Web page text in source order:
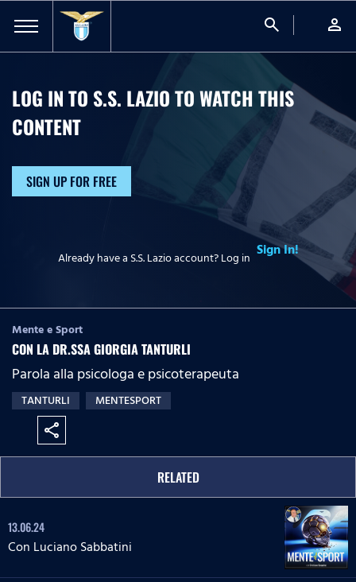
search person
LOG IN TO S.S. LAZIO TO WATCHTHIS
CONTENT
SIGN UP FOR FREE
Already have a S.S. Lazio account? Log in Sign In!
Mente e Sport
CON LA DR.SSA GIORGIA TANTURLI
Parola alla psicologa e psicoterapeuta
TANTURLI MENTESPORT
share
RELATED
13.06.24
Con Luciano Sabbatini